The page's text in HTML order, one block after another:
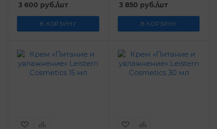
3 600 руб./шт
В КОРЗИНУ
3 850 руб./шт
В КОРЗИНУ